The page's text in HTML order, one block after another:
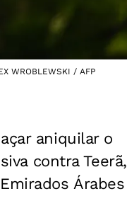
WROBLEWSKI / AFP
aniquilar o
contra Teerã,
Árabes